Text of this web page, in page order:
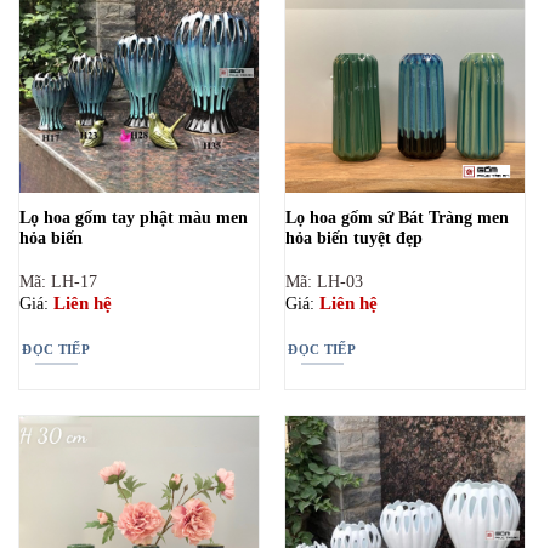
Lọ hoa gốm tay phật màu men
hỏa biến
Mã: LH-17
Giá: Liên hệ
ĐỌC TIẾP
Lọ hoa gốm sứ Bát Tràng men
hỏa biến tuyệt đẹp
Mã: LH-03
Giá: Liên hệ
ĐỌC TIẾP